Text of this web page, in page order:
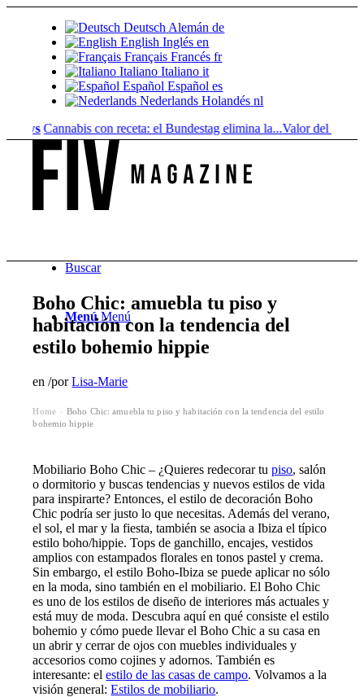
Deutsch Alemán de
English Inglés en
Français Francés fr
Italiano Italiano it
Español Español es
Nederlands Holandés nl
Cannabis con receta: el Bundestag elimina la...Valor del suelo de
Buscar
Menú Menú
Boho Chic: amuebla tu piso y
habitación con la tendencia del
estilo bohemio hippie
en/porLisa-Marie
Home
Boho Chic: amuebla tu piso y habitación con la tendencia del estilo
bohemio hippie
Mobiliario Boho Chic – ¿Quieresredecorartupiso, salón
odormitorio y buscas tendencias y nuevos estilos de vida
para inspirarte? Entonces, el estilo de decoración Boho
Chic podría ser justo lo que necesitas. Además del verano,
el sol, el mar y la fiesta, también se asocia a Ibiza el típico
estilo boho/hippie. Tops de ganchillo, encajes, vestidos
amplios con estampados florales en tonos pastel y crema.
Sin embargo, el estilo Boho-Ibiza se puede aplicar no sólo
en la moda, sino también en el mobiliario. El Boho Chic
es uno de los estilos de diseño de interiores más actuales y
está muy de moda. Descubra aquí en qué consiste el estilo
bohemio y cómo puede llevar el Boho Chic a su casa en
un abrir y cerrar de ojos con muebles individuales y
accesorios como cojines y adornos. También es
interesante: elestilo de las casas de campo. Volvamos a la
visión general:Estilos de mobiliario.